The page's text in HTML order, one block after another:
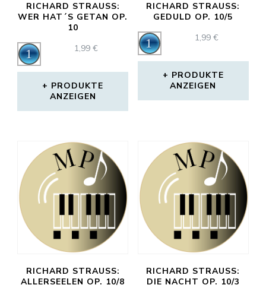
RICHARD STRAUSS:
WER HAT´S GETAN OP.
10
Audio-
Player
1,99€
PRODUKTE
ANZEIGEN
RICHARD STRAUSS:
GEDULD OP. 10/5
Audio-
Player
1,99 €
PRODUKTE
ANZEIGEN
RICHARD STRAUSS:
ALLERSEELEN OP. 10/8
RICHARD STRAUSS:
DIE NACHT OP. 10/3